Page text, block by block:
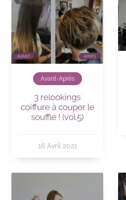
Avant-Après
3 relookings
coiffure à couper le
souffle ! (vol.5)
16 Avril 2021